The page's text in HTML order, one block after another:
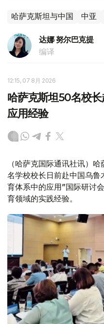
哈萨克斯坦与中国 中亚
达娜 努尔巴克提
编译
12:15, 07 8月 2026
哈萨克斯坦50名校
应用经验
（哈萨克国际通讯社讯）
名学校校长日前赴中国乌鲁
育体系中的应用”国际研讨
育领域的实践经验。